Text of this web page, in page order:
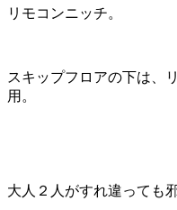
リモコンニッチ。
スキップフロアの下は、
用。
大人２人がすれ違っても